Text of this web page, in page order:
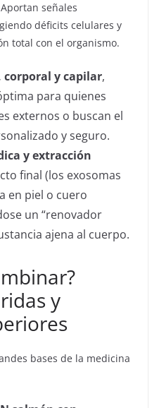
señales
déficits celulares y
total con el organismo.
corporal y capilar,
para quienes
externos o buscan el
y seguro.
y extracción
final (los exosomas
en piel o cuero
un “renovador
ajena al cuerpo.
y
bases de la medicina